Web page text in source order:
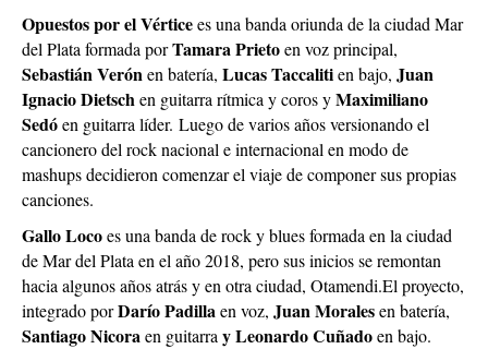
Opuestos por el Vérticees una banda oriunda de la ciudad Mar
del Plata formada porTamara Prietoen voz principal,
Sebastián Verónen batería, Lucas Taccalitien bajo, Juan
Ignacio Dietschen guitarra rítmica y coros yMaximiliano
Sedóen guitarra líder. Luego de varios años versionando el
cancionero del rock nacional e internacional en modo de
mashups decidieron comenzar el viaje de componer sus propias
canciones.
Gallo Locoes una banda de rock y blues formada en la ciudad
de Mar del Plata en el año 2018, pero sus inicios se remontan
hacia algunos años atrás y en otra ciudad, Otamendi.El proyecto,
integrado porDarío Padillaen voz, Juan Moralesen batería,
Santiago Nicoraen guitarra y Leonardo Cuñadoen bajo.